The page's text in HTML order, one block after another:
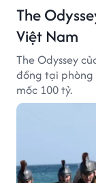
The
Việt Nam
The Odyssey
đồng tại
mốc 100 tỷ.